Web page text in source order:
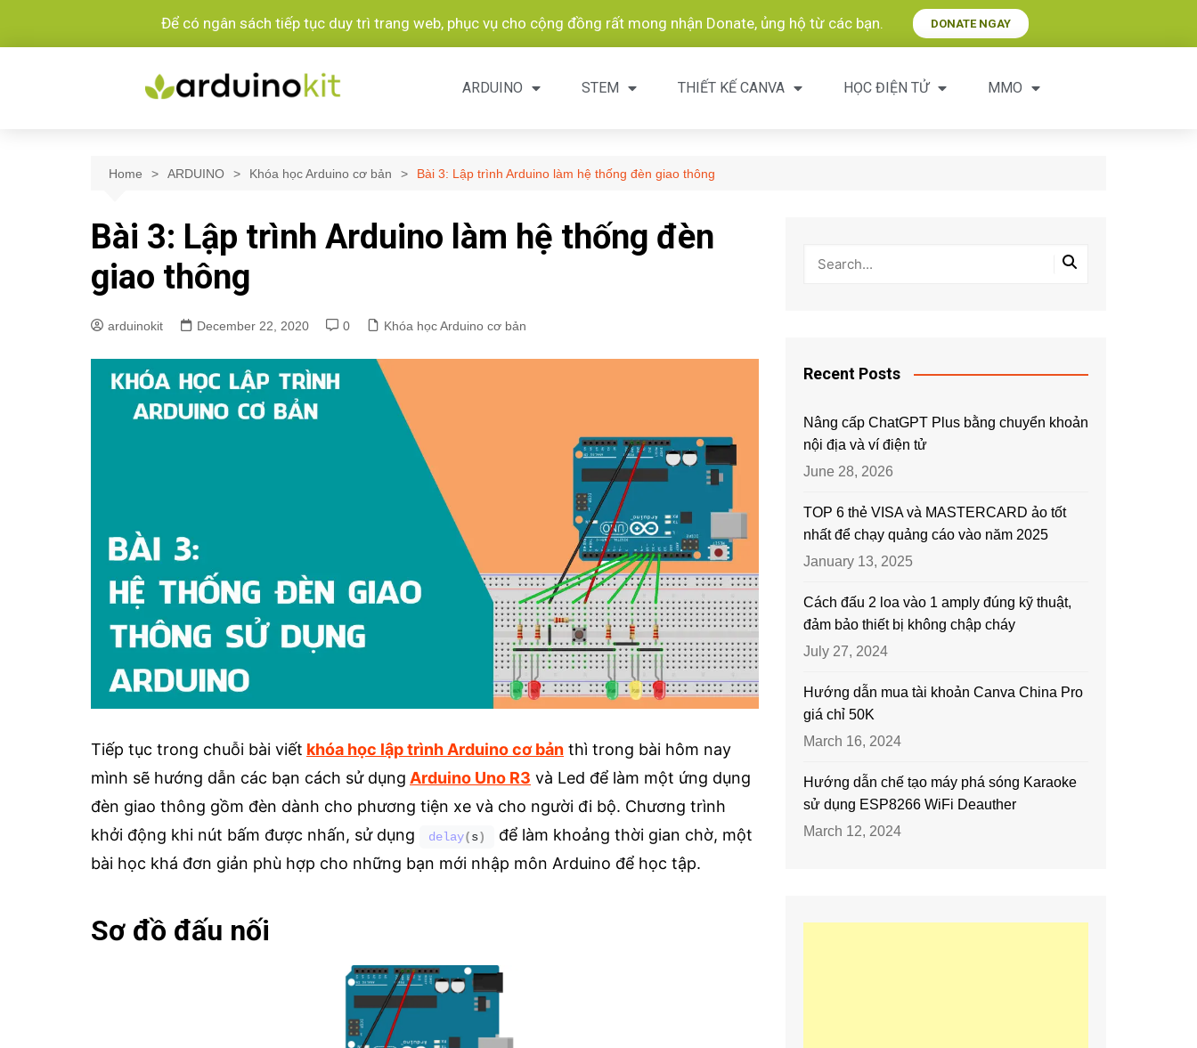
Để có ngân sách tiếp tục duy trì trang web, phục vụ cho cộng đồng rất mong nhận Donate, ủng hộ từ các bạn.​ DONATE NGAY
ARDUINO STEM THIẾT KẾ CANVA HỌC ĐIỆN TỬ MMO
Home ARDUINO Khóa học Arduino cơ bản Bài 3: Lập trình Arduino làm hệ thống đèn giao thông
Bài 3: Lập trình Arduino làm hệ thống đèn
giao thông
arduinokit December 22, 2020 0 Khóa học Arduino cơ bản
Tiếp tục trong chuỗi bài viết khóa học lập trình Arduino cơ bản thì trong bài hôm nay
mình sẽ hướng dẫn các bạn cách sử dụng Arduino Uno R3 và Led để làm một ứng dụng
đèn giao thông gồm đèn dành cho phương tiện xe và cho người đi bộ. Chương trình
khởi động khi nút bấm được nhấn, sử dụng
delay( s)
để làm khoảng thời gian chờ, một
bài học khá đơn giản phù hợp cho những bạn mới nhập môn Arduino để học tập.
Sơ đồ đấu nối
Recent Posts
Nâng cấp ChatGPT Plus bằng chuyển khoản
nội địa và ví điện tử
June 28, 2026
TOP 6 thẻ VISA và MASTERCARD ảo tốt
nhất để chạy quảng cáo vào năm 2025
January 13, 2025
Cách đấu 2 loa vào 1 amply đúng kỹ thuật,
đảm bảo thiết bị không chập cháy
July 27, 2024
Hướng dẫn mua tài khoản Canva China Pro
giá chỉ 50K
March 16, 2024
Hướng dẫn chế tạo máy phá sóng Karaoke
sử dụng ESP8266 WiFi Deauther
March 12, 2024